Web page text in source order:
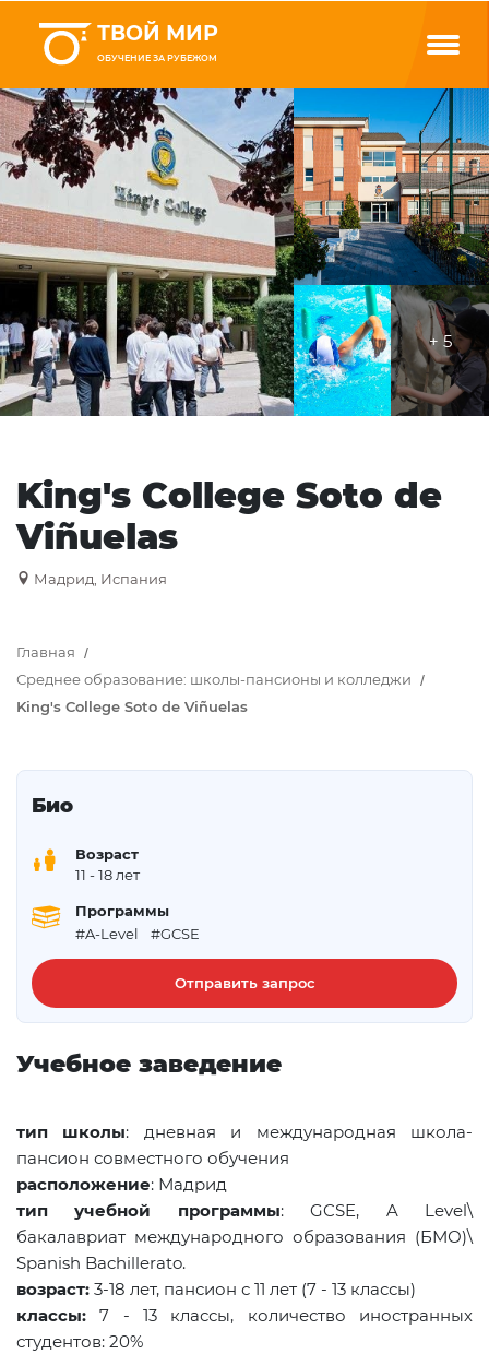
ТВОЙ МИР
ОБУЧЕНИЕ ЗА РУБЕЖОМ
+ 5
King's College Soto de
Viñuelas
Мадрид, Испания
Главная
Среднее образование: школы-пансионы и колледжи
King's College Soto de Viñuelas
Био
Возраст
11 - 18 лет
Программы
#A-Level
#GCSE
Отправить запрос
Учебное заведение
тип школы: дневная и международная школа-
пансион совместного обучения
расположение: Мадрид
тип учебной программы: GCSE, A Level\
бакалавриат международного образования (БМО)\
Spanish Bachillerato.
возраст: 3-18 лет, пансион с 11 лет (7 - 13 классы)
классы: 7 - 13 классы, количество иностранных
студентов: 20%